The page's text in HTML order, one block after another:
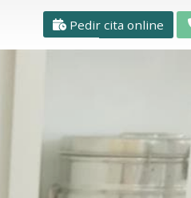
Pedir cita online